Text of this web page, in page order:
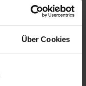
Über Cookies